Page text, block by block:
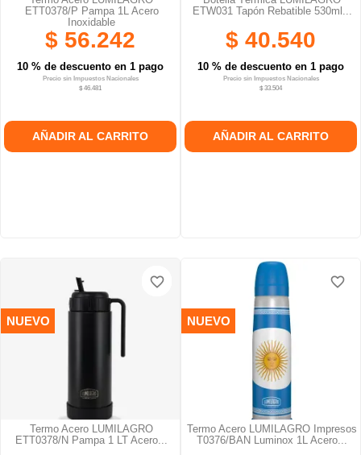
ETT0378/P Pampa 1L Acero
Inoxidable
$ 56.242
10 % de descuento en 1 pago
Precio sin Impuestos Nacionales
$ 46.481
AÑADIR AL CARRITO
ETW031 Tapón Rebatible 530ml...
$ 40.540
10 % de descuento en 1 pago
Precio sin Impuestos Nacionales
$ 33.504
AÑADIR AL CARRITO
Termo Acero LUMILAGRO
ETT0378/N Pampa 1 LT Acero...
NUEVO
favorite_border
favorite_border
favorite_border
Termo Acero LUMILAGRO Impresos
T0376/BAN Luminox 1L Acero...
NUEVO
favorite_border
favorite_border
favorite_border